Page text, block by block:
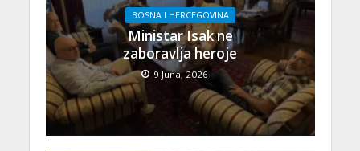
BOSNA I HERCEGOVINA
Ministar Isak ne
zaboravlja heroje
9 Juna, 2026